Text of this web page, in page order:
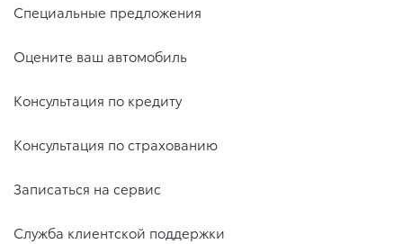
Специальные предложения
Оцените ваш автомобиль
Консультация по кредиту
Консультация по страхованию
Записаться на сервис
Служба клиентской поддержки